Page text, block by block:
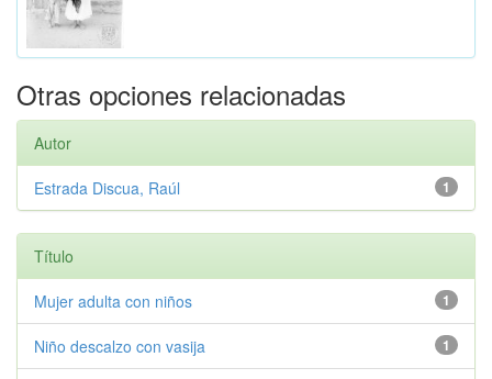
Otras opciones relacionadas
Autor
1
Estrada Discua, Raúl
Título
1
Mujer adulta con niños
1
Niño descalzo con vasija